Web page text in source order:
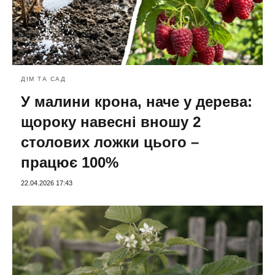
ДІМ ТА САД
У малини крона, наче у дерева:
щороку навесні вношу 2
столових ложки цього –
працює 100%
22.04.2026 17:43